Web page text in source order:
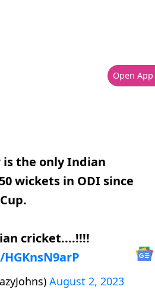
is the only Indian
wickets in ODI since
cricket....!!!!
August 2, 2023
Open App